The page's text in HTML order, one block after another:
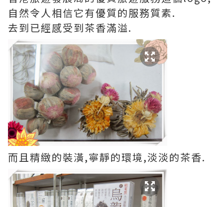
自然令人相信它有優質的服務質素.
去到已經感受到茶香滿溢.
而且精緻的裝潢,寧靜的環境,淡淡的茶香.